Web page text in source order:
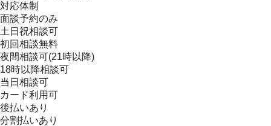
対応体制
面談予約のみ
土日祝相談可
初回相談無料
夜間相談可(21時以降)
18時以降相談可
当日相談可
カード利用可
後払いあり
分割払いあり